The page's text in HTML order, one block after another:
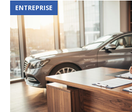
ENTREPRISE